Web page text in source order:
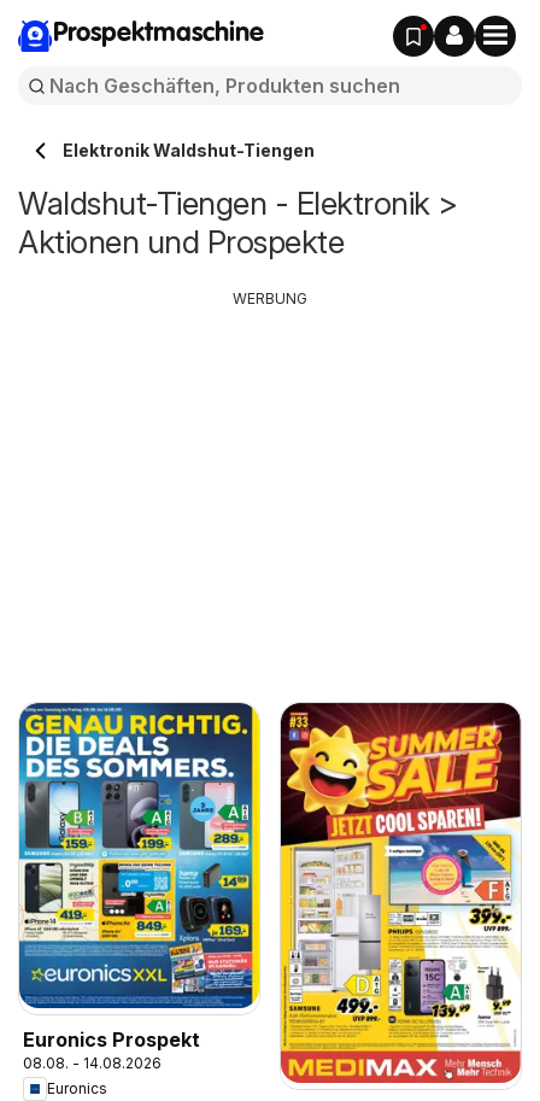
Prospektmaschine
Elektronik Waldshut-Tiengen
Waldshut-Tiengen - Elektronik >
Aktionen und Prospekte
Euronics Prospekt
08.08. - 14.08.2026
Euronics
WERBUNG